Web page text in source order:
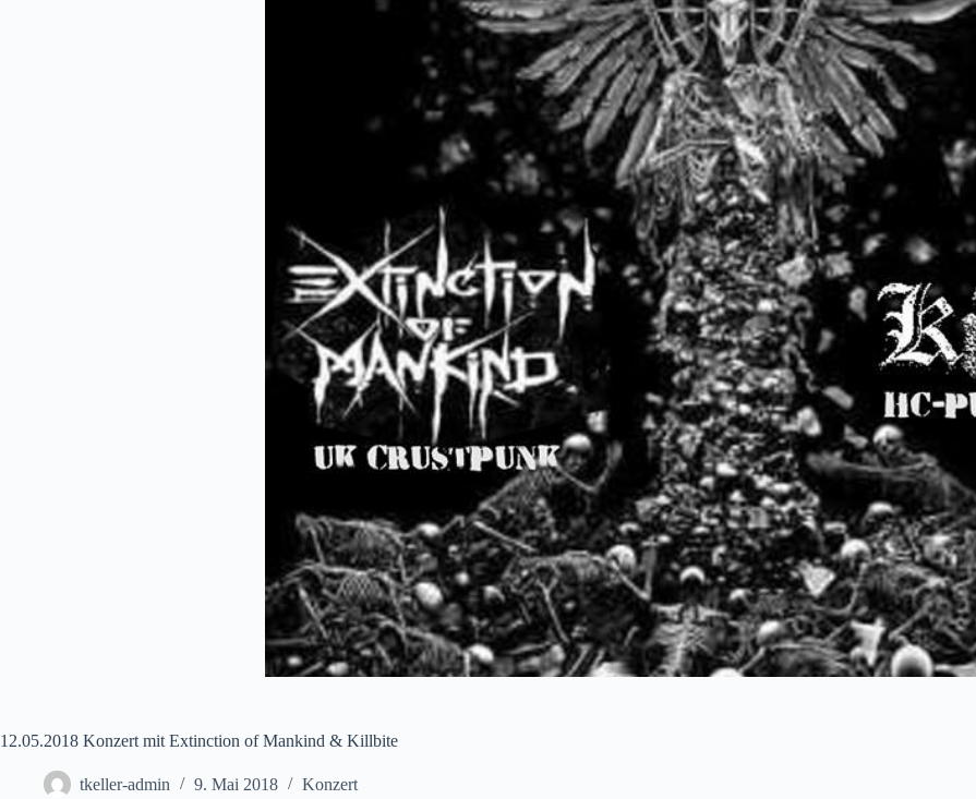
12.05.2018 Konzert mit Extinction of Mankind & Killbite
tkeller-admin 9. Mai 2018 Konzert